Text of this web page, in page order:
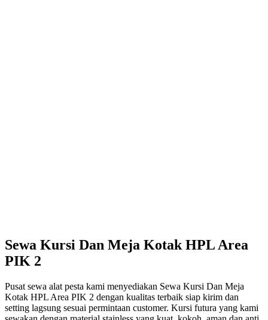
Sewa Kursi Dan Meja Kotak HPL Area
PIK 2
Pusat sewa alat pesta kami menyediakan Sewa Kursi Dan Meja
Kotak HPL Area PIK 2 dengan kualitas terbaik siap kirim dan
setting lagsung sesuai permintaan customer. Kursi futura yang kami